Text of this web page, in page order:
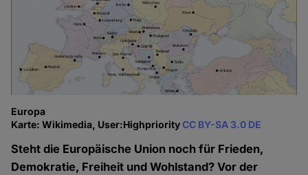
Europa
Karte: Wikimedia, User:HighpriorityCC BY-SA 3.0 DE
Steht die Europäische Union noch für Frieden,
Demokratie, Freiheit und Wohlstand? Vor der